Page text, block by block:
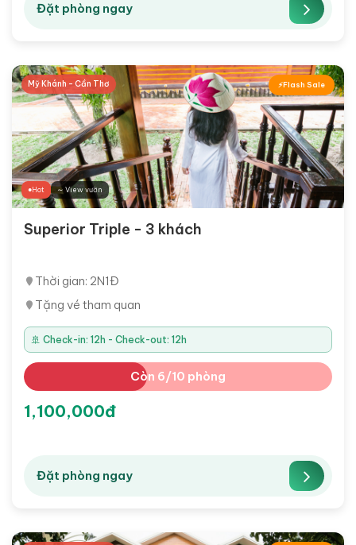
Đặt phòng ngay
Flash Sale
Mỹ Khánh - Cần Thơ
Hot ∼ View vườn
Superior Triple - 3 khách
Thời gian: 2N1Đ
Tặng vé tham quan
🚢 Check-in: 12h - Check-out: 12h
Còn 6/10 phòng
1,100,000đ
Đặt phòng ngay